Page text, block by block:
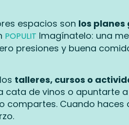
espacios son los
POPULIT Imagínatelo: una
presiones y buena
talleres, cursos o
cata de vinos o apuntarte
compartes. Cuando